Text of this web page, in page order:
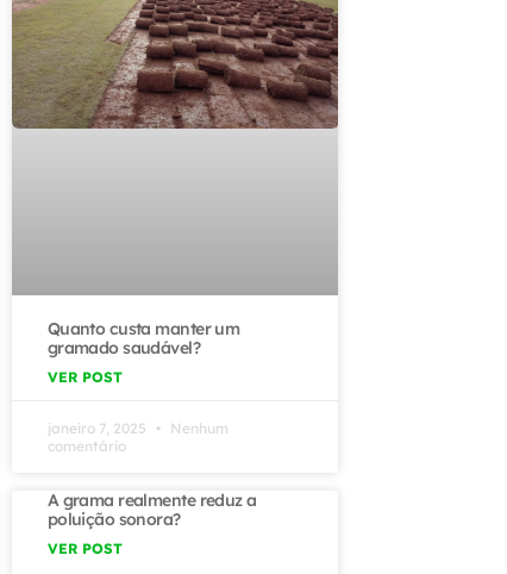
Quanto custa manter um
gramado saudável?
VER POST
janeiro 7, 2025
Nenhum
comentário
A grama realmente reduz a
poluição sonora?
VER POST